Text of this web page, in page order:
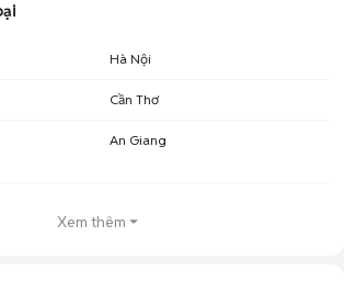
Hà Nội
Cần Thơ
An Giang
Xem thêm